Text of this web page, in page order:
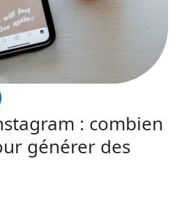
: combien
générer des